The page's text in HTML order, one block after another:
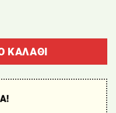
ΚΑΛΆΘΙ